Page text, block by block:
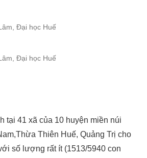
Đại học Huế
Đại học Huế
tại 41 xã của 10 huyện miền núi
Thiên Huế, Quảng Trị cho
số lượng rất ít (1513/5940 con